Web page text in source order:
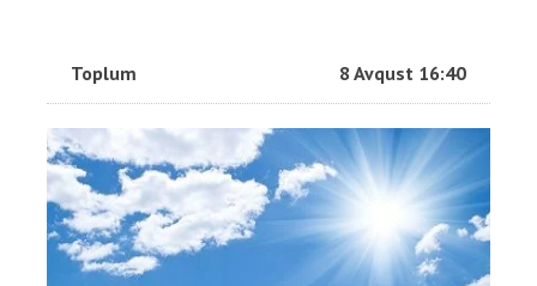
Toplum 8 Avqust 16:40